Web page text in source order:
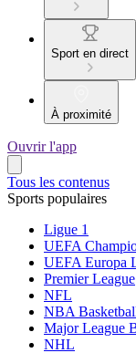
Sport en direct
À proximité
Ouvrir l'app
Tous les contenus
Sports populaires
Ligue 1
UEFA
UEFA Europa
Premier League
NFL
NBA
Major League
NHL